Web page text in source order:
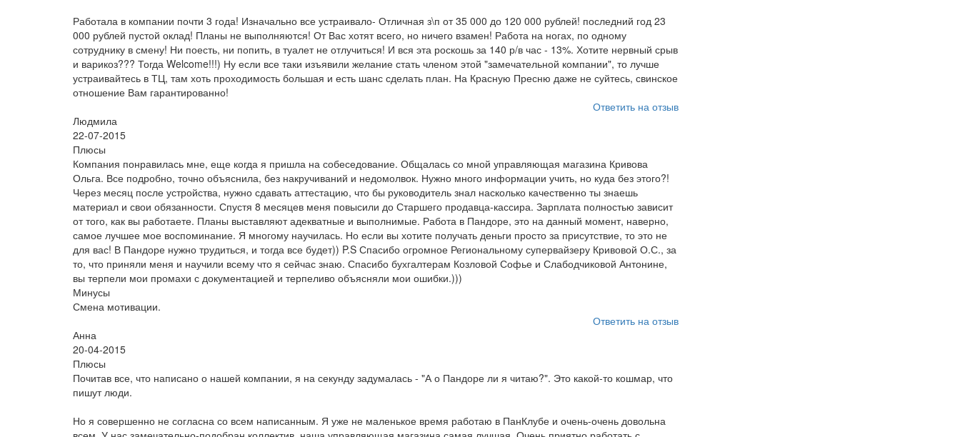
Работала в компании почти 3 года! Изначально все устраивало- Отличная з\п от 35 000 до 120 000 рублей! последний год 23
000 рублей пустой оклад! Планы не выполняются! От Вас хотят всего, но ничего взамен! Работа на ногах, по одному
сотруднику в смену! Ни поесть, ни попить, в туалет не отлучиться! И вся эта роскошь за 140 р/в час - 13%. Хотите нервный срыв
и варикоз??? Тогда Welcome!!!) Ну если все таки изъявили желание стать членом этой "замечательной компании", то лучше
устраивайтесь в ТЦ, там хоть проходимость большая и есть шанс сделать план. На Красную Пресню даже не суйтесь, свинское
отношение Вам гарантированно!
Ответить на отзыв
Людмила
22-07-2015
Плюсы
Компания понравилась мне, еще когда я пришла на собеседование. Общалась со мной управляющая магазина Кривова
Ольга. Все подробно, точно объяснила, без накручиваний и недомолвок. Нужно много информации учить, но куда без этого?!
Через месяц после устройства, нужно сдавать аттестацию, что бы руководитель знал насколько качественно ты знаешь
материал и свои обязанности. Спустя 8 месяцев меня повысили до Старшего продавца-кассира. Зарплата полностью зависит
от того, как вы работаете. Планы выставляют адекватные и выполнимые. Работа в Пандоре, это на данный момент, наверно,
самое лучшее мое воспоминание. Я многому научилась. Но если вы хотите получать деньги просто за присутствие, то это не
для вас! В Пандоре нужно трудиться, и тогда все будет)) P.S Спасибо огромное Региональному супервайзеру Кривовой О.С., за
то, что приняли меня и научили всему что я сейчас знаю. Спасибо бухгалтерам Козловой Софье и Слабодчиковой Антонине,
вы терпели мои промахи с документацией и терпеливо объясняли мои ошибки.)))
Минусы
Смена мотивации.
Ответить на отзыв
Анна
20-04-2015
Плюсы
Почитав все, что написано о нашей компании, я на секунду задумалась - "А о Пандоре ли я читаю?". Это какой-то кошмар, что
пишут люди.
Но я совершенно не согласна со всем написанным. Я уже не маленькое время работаю в ПанКлубе и очень-очень довольна